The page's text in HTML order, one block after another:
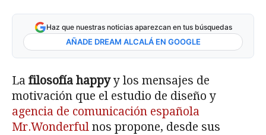
Haz que nuestras noticias aparezcan en tus búsquedas
AÑADE DREAM ALCALÁ EN GOOGLE
La filosofía happyy los mensajes de
motivación que el estudio de diseño y
agencia de comunicación española
Mr.Wonderful nos propone, desde sus